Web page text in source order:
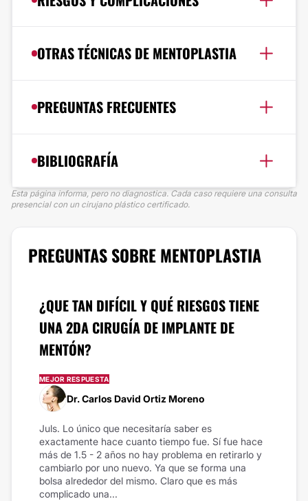
OTRAS TÉCNICAS DE MENTOPLASTIA
PREGUNTAS FRECUENTES
BIBLIOGRAFÍA
Esta página informa, pero no diagnostica. Cada caso requiere una consulta
presencial con un cirujano plástico certificado.
PREGUNTAS SOBRE MENTOPLASTIA
¿QUE TAN DIFÍCIL Y QUÉ RIESGOS TIENE
UNA 2DA CIRUGÍA DE IMPLANTE DE
MENTÓN?
MEJOR RESPUESTA
Dr. Carlos David Ortiz Moreno
Juls. Lo único que necesitaría saber es
exactamente hace cuanto tiempo fue. Sí fue hace
más de 1.5 - 2 años no hay problema en retirarlo y
cambiarlo por uno nuevo. Ya que se forma una
bolsa alrededor del mismo. Claro que es más
complicado una...